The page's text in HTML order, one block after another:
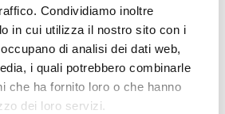
Condividiamo inoltre
in cui utilizza il nostro sito con i
di analisi dei dati web,
i quali potrebbero combinarle
che ha fornito loro o che hanno
dei loro servizi.
Accessori Boxe
BOXE 20 KG